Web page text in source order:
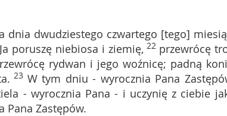
dnia dwudziestego czwartego [tego]
poruszę niebiosa i ziemię, 22 przewrócę
rydwan i jego woźnicę; padną
23 W tym dniu - wyrocznia Pana
- wyrocznia Pana - i uczynię z ciebie
Pana Zastępów.